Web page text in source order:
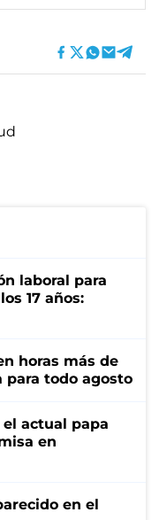
laboral para
17 años:
horas más de
todo agosto
actual papa
en
en el